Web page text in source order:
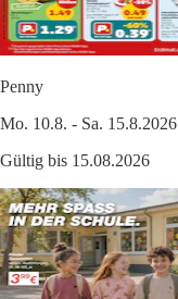
Penny
Mo. 10.8. - Sa. 15.8.2026
Gültig bis 15.08.2026